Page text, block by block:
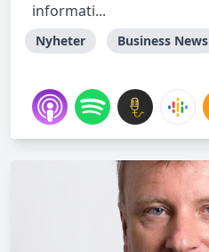
informati...
Nyheter Business News